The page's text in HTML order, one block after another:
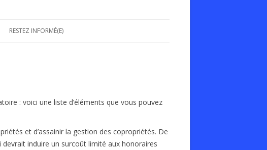
RESTEZ INFORMÉ(E)
: voici une liste d’éléments que vous pouvez
et d’assainir la gestion des copropriétés. De
induire un surcoût limité aux honoraires